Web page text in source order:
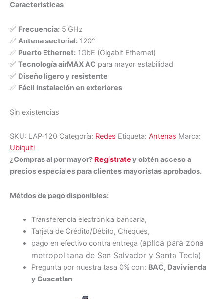
Caracteristicas
✅ Frecuencia: 5 GHz
✅ Antena sectorial: 120°
✅ Puerto Ethernet: 1GbE (Gigabit Ethernet)
✅ Tecnología airMAX AC para mayor estabilidad
✅ Diseño ligero y resistente
✅ Fácil instalación en exteriores
Sin existencias
SKU: LAP-120 Categoría: Redes Etiqueta: Antenas Marca:
Ubiquiti
¿Compras al por mayor? Regístrate y obtén acceso a
precios especiales para clientes mayoristas aprobados.
Métdos de pago disponibles:
Transferencia electronica bancaria,
Tarjeta de Crédito/Débito, Cheques,
pago en efectivo contra entrega (aplica para zona
metropolitana de San Salvador y Santa Tecla)
Pregunta por nuestra tasa 0% con: BAC, Davivienda
y Cuscatlan